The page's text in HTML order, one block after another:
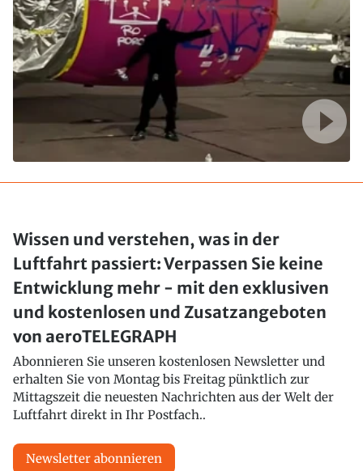
Wissen und verstehen, was in der
Luftfahrt passiert: Verpassen Sie keine
Entwicklung mehr - mit den exklusiven
und kostenlosen und Zusatzangeboten
von aeroTELEGRAPH
Abonnieren Sie unseren kostenlosen Newsletter und
erhalten Sie von Montag bis Freitag pünktlich zur
Mittagszeit die neuesten Nachrichten aus der Welt der
Luftfahrt direkt in Ihr Postfach..
Newsletter abonnieren